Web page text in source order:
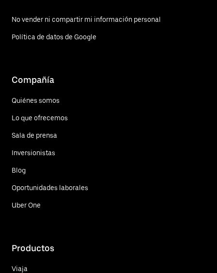
No vender ni compartir mi información personal
Política de datos de Google
Compañía
Quiénes somos
Lo que ofrecemos
Sala de prensa
Inversionistas
Blog
Oportunidades laborales
Uber One
Productos
Viaja